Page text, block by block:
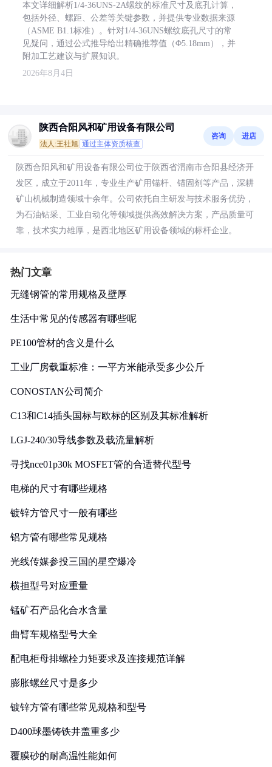
本文详细解析1/4-36UNS-2A螺纹的标准尺寸及底孔计算，
包括外径、螺距、公差等关键参数，并提供专业数据来源
（ASME B1.1标准）。针对1/4-36UNS螺纹底孔尺寸的常
见疑问，通过公式推导给出精确推荐值（Φ5.18mm），并
附加工艺建议与扩展知识。
2026年8月4日
陕西合阳风和矿用设备有限公司
法人:王社旭 通过主体资质核查
咨询 进店
陕西合阳风和矿用设备有限公司位于陕西省渭南市合阳县经济开
发区，成立于2011年，专业生产矿用锚杆、锚固剂等产品，深耕
矿山机械制造领域十余年。公司依托自主研发与技术服务优势，
为石油钻采、工业自动化等领域提供高效解决方案，产品质量可
靠，技术实力雄厚，是西北地区矿用设备领域的标杆企业。
热门文章
无缝钢管的常用规格及壁厚
生活中常见的传感器有哪些呢
PE100管材的含义是什么
工业厂房载重标准：一平方米能承受多少公斤
CONOSTAN公司简介
C13和C14插头国标与欧标的区别及其标准解析
LGJ-240/30导线参数及载流量解析
寻找nce01p30k MOSFET管的合适替代型号
电梯的尺寸有哪些规格
镀锌方管尺寸一般有哪些
铝方管有哪些常见规格
光线传媒参投三国的星空爆冷
横担型号对应重量
锰矿石产品化合水含量
曲臂车规格型号大全
配电柜母排螺栓力矩要求及连接规范详解
膨胀螺丝尺寸是多少
镀锌方管有哪些常见规格和型号
D400球墨铸铁井盖重多少
覆膜砂的耐高温性能如何